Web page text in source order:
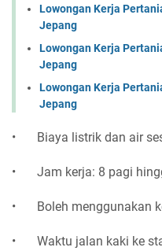
Lowongan Kerja
Jepang
Lowongan Kerja
Jepang
Lowongan Kerja
Jepang
• Biaya listrik dan air
• Jam kerja: 8 pagi
• Boleh menggunakan
• Waktu jalan kaki ke